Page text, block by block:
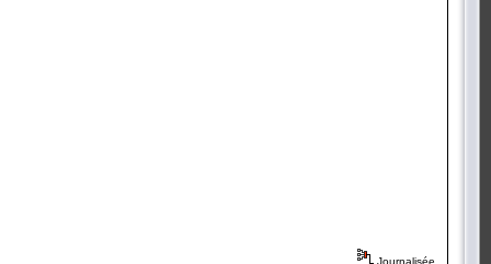
Journalisée